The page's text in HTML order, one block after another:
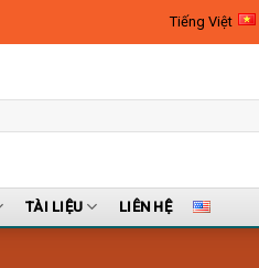
Tiếng Việt
TÀI LIỆU LIÊN HỆ